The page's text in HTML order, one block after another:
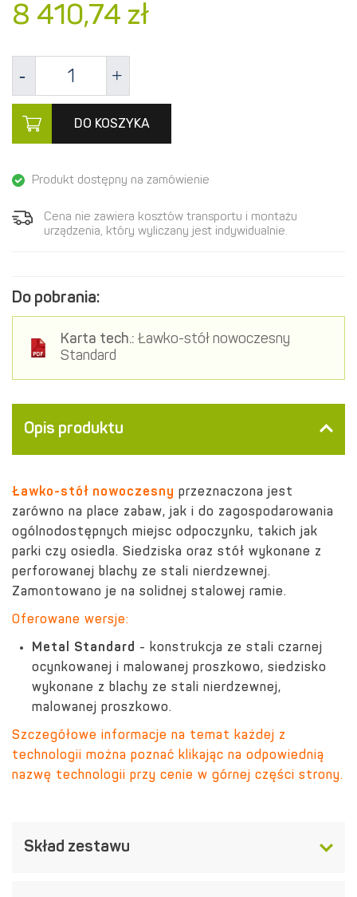
8 410,74 zł
DO KOSZYKA
Produkt dostępny na zamówienie
Cena nie zawiera kosztów transportu i montażu
urządzenia, który wyliczany jest indywidualnie.
Do pobrania:
Karta tech.: Ławko-stół nowoczesny
Standard
Opis produktu
Ławko-stół nowoczesny przeznaczona jest
zarówno na place zabaw, jak i do zagospodarowania
ogólnodostępnych miejsc odpoczynku, takich jak
parki czy osiedla. Siedziska oraz stół wykonane z
perforowanej blachy ze stali nierdzewnej.
Zamontowano je na solidnej stalowej ramie.
Oferowane wersje:
Metal Standard - konstrukcja ze stali czarnej
ocynkowanej i malowanej proszkowo, siedzisko
wykonane z blachy ze stali nierdzewnej,
malowanej proszkowo.
Szczegółowe informacje na temat każdej z
technologii można poznać klikając na odpowiednią
nazwę technologii przy cenie w górnej części strony.
Skład zestawu